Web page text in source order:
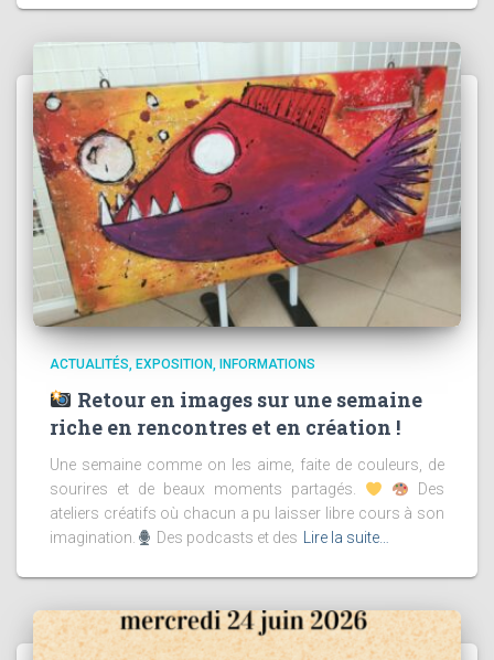
ACTUALITÉS EXPOSITION INFORMATIONS
Retour en images sur une semaine
riche en rencontres et en création !
Une semaine comme on les aime, faite de couleurs, de
sourires et de beaux moments partagés.
Des
ateliers créatifs où chacun a pu laisser libre cours à son
imagination.
Des podcasts et des Lire la suite…